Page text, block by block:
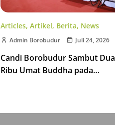
Articles, Artikel, Berita, News
Admin Borobudur Juli 24, 2026
Candi Borobudur Sambut Dua
Ribu Umat Buddha pada